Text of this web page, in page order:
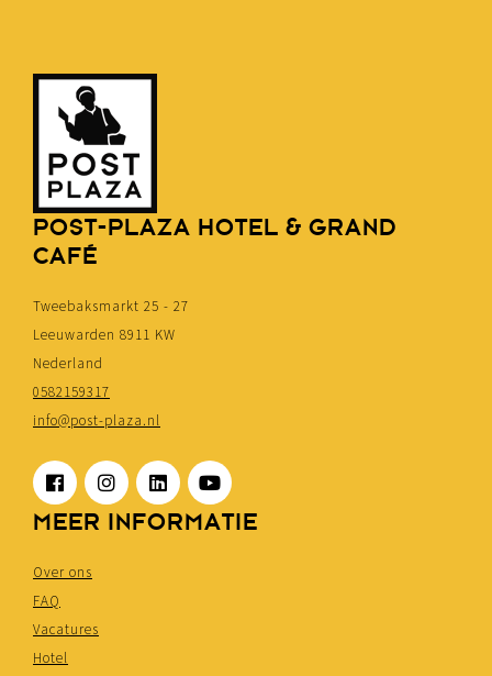
POST-PLAZA HOTEL & GRAND
CAFÉ
Tweebaksmarkt 25 - 27
Leeuwarden 8911 KW
Nederland
0582159317
info@post-plaza.nl
MEER INFORMATIE
Over ons
FAQ
Vacatures
Hotel